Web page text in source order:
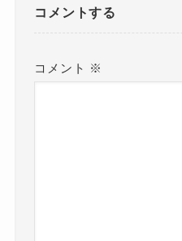
コメントする
コメント ※